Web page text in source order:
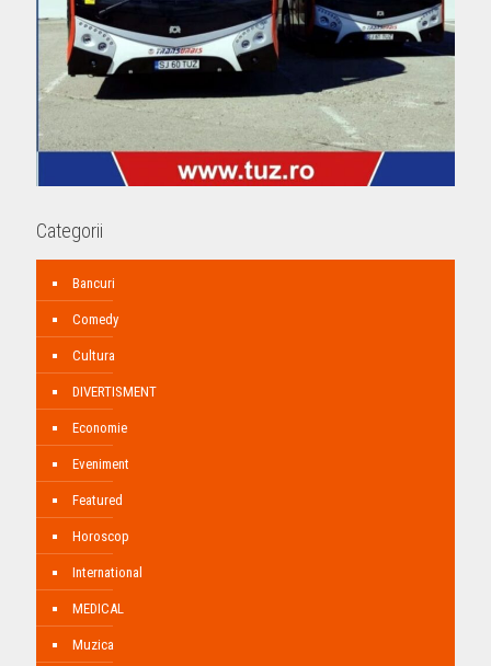
Categorii
Bancuri
Comedy
Cultura
DIVERTISMENT
Economie
Eveniment
Featured
Horoscop
International
MEDICAL
Muzica